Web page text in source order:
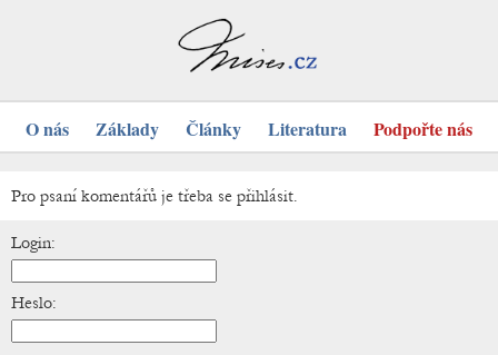
O nás Základy Články Literatura Podpořte nás
Pro psaní komentářů je třeba se přihlásit.
Login:
Heslo: